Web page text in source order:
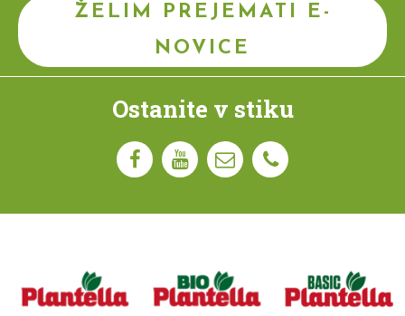
ŽELIM PREJEMATI E-
NOVICE
Ostanite v stiku